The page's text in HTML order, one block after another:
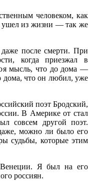
человеком, как
ушел из жизни — так же
после смерти. При
когда приезжал в
мысль, что до дома —
дома, что он любил, уже
поэт Бродский,
В Америке от стал
совсем другой поэт.
можно ли было его
судьбы, которые этим
Я был на его
россиян.